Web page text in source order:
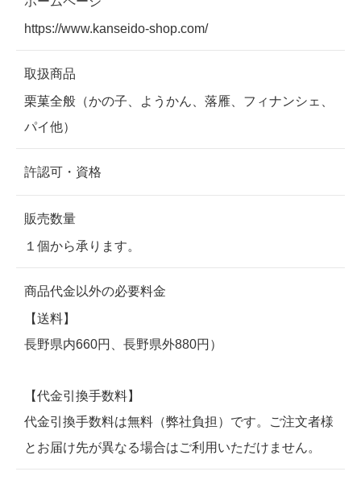
https://www.kanseido-shop.com/
取扱商品
栗菓全般（かの子、ようかん、落雁、フィナンシェ、
パイ他）
許認可・資格
販売数量
１個から承ります。
商品代金以外の必要料金
【送料】
長野県内660円、長野県外880円）
【代金引換手数料】
代金引換手数料は無料（弊社負担）です。ご注文者様
とお届け先が異なる場合はご利用いただけません。